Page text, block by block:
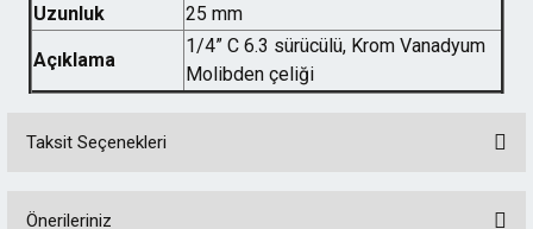
Uzunluk
25 mm
Açıklama
1/4” C 6.3 sürücülü, Krom Vanadyum
Molibden çeliği
Taksit Seçenekleri
Önerileriniz